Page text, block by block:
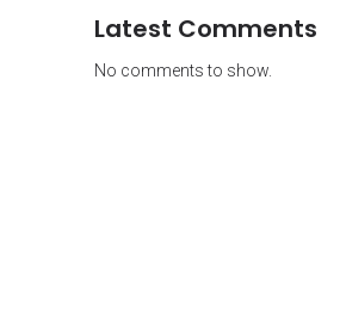
Latest Comments
No comments to show.